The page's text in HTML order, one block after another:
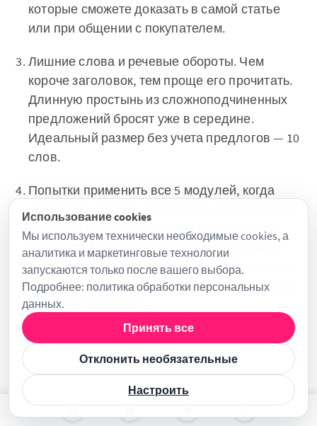
которые сможете доказать в самой статье
или при общении с покупателем.
Лишние слова и речевые обороты. Чем
короче заголовок, тем проще его прочитать.
Длинную простынь из сложноподчиненных
предложений бросят уже в середине.
Идеальный размер без учета предлогов — 10
слов.
Попытки применить все 5 модулей, когда
элегантно связать больше 3-х не получается.
Формула 4U+K — не строгая и неизменная
данность. Если чувствуете, что заголовок
хорошо работает в укороченном виде, то не
надо в него добавлять лишнее. Чаще всего
опускают Срочность.
Крикливый маркетинг нулевых.
уникальный, 100% новый, ошеломительный и
сногсшибательный, созданный по
технологии NASA отпариватель шнурков
уже никто не купит. Да и по поводу
Использование cookies
Мы используем технически необходимые cookies, а
аналитика и маркетинговые технологии
запускаются только после вашего выбора.
Подробнее: политика обработки персональных
данных.
Принять все
Отклонить необязательные
Настроить